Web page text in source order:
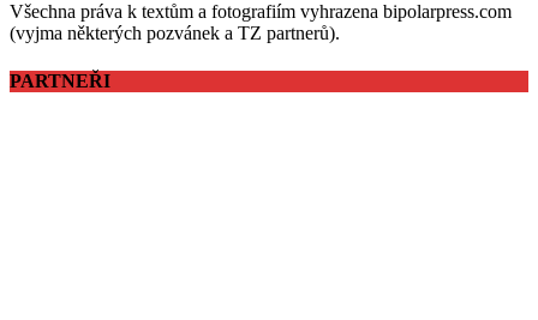
Všechna práva k textům a fotografiím vyhrazena bipolarpress.com
(vyjma některých pozvánek a TZ partnerů).
PARTNEŘI